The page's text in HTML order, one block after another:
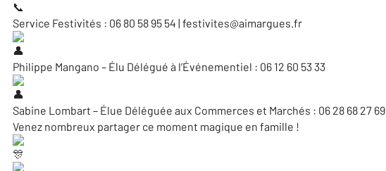
Service Festivités : 06 80 58 95 54 | festivites@aimargues.fr
Philippe Mangano – Élu Délégué à l’Événementiel : 06 12 60 53 33
Sabine Lombart – Élue Déléguée aux Commerces et Marchés : 06 28 68 27 69
Venez nombreux partager ce moment magique en famille !